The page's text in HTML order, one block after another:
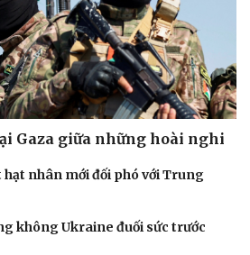
Gaza giữa những hoài nghi
hạt nhân mới đối phó với Trung
không Ukraine đuối sức trước